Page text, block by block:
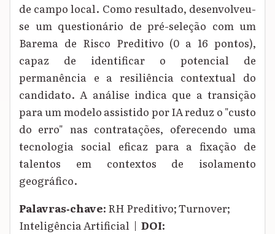
de campo local. Como resultado, desenvolveu-
se um questionário de pré-seleção com um
Barema de Risco Preditivo (0 a 16 pontos),
capaz de identificar o potencial de
permanência e a resiliência contextual do
candidato. A análise indica que a transição
para um modelo assistido por IA reduz o "custo
do erro" nas contratações, oferecendo uma
tecnologia social eficaz para a fixação de
talentos em contextos de isolamento
geográfico.
Palavras‑chave: RH Preditivo; Turnover;
Inteligência Artificial | DOI: